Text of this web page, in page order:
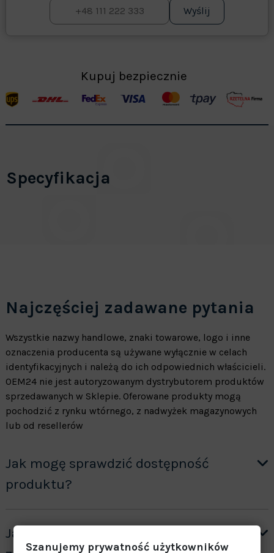
Wyślij
Kupuj bezpiecznie
Specyfikacja
Najczęściej zadawane pytania
Wszystkie nazwy handlowe, znaki towarowe, logo i inne
oznaczenia producenta są używane wyłącznie w celach
identyfikacyjnych i należą do ich odpowiednich właścicieli.
OEM24 nie jest autoryzowanym dystrybutorem produktów
sprzedawanych w Sklepie. Oferowane produkty mogą
pochodzić z rynku wtórnego, z nadwyżek magazynowych
lub od resellerów
Jak mogę sprawdzić dostępność
produktu?
Jak otrzymać wycenę produktów ”na
Szanujemy prywatność użytkowników